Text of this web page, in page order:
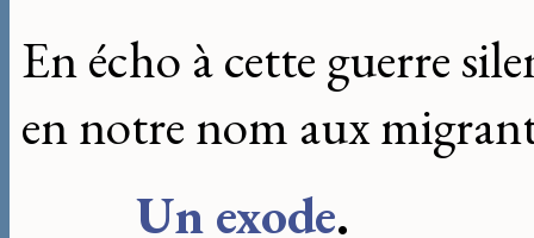
En écho à cette guerre
en notre nom aux
Un exode.